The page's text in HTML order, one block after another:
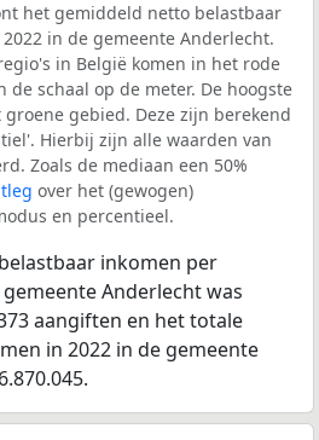
het gemiddeld netto belastbaar
in de gemeente Anderlecht.
in België komen in het rode
de schaal op de meter. De hoogste
gebied. Deze zijn berekend
Hierbij zijn alle waarden van
Zoals de mediaan een 50%
over het (gewogen)
en percentieel.
inkomen per
Anderlecht was
aangiften en het totale
in 2022 in de gemeente